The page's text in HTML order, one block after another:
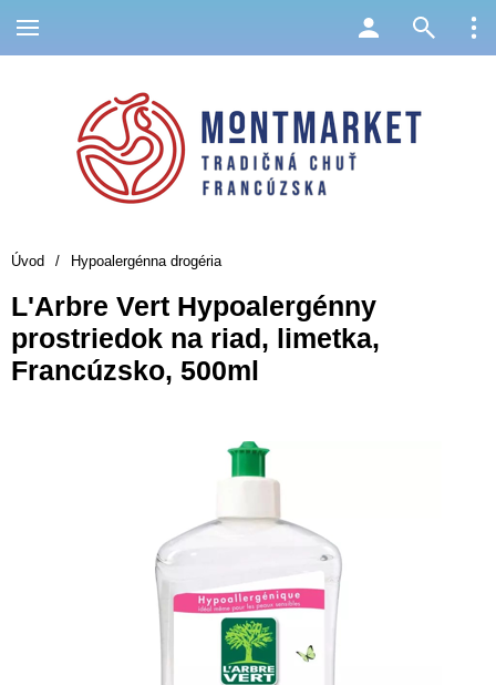
Úvod / Hypoalergénna drogéria
L'Arbre Vert Hypoalergénny
prostriedok na riad, limetka,
Francúzsko, 500ml